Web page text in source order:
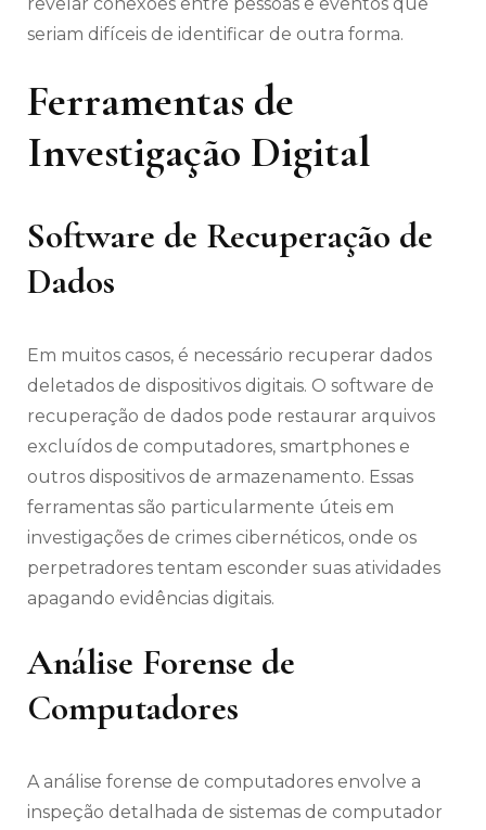
seriam difíceis de identificar de outra forma.
Ferramentas de
Investigação Digital
Software de Recuperação de
Dados
Em muitos casos, é necessário recuperar dados
deletados de dispositivos digitais. O software de
recuperação de dados pode restaurar arquivos
excluídos de computadores, smartphones e
outros dispositivos de armazenamento. Essas
ferramentas são particularmente úteis em
investigações de crimes cibernéticos, onde os
perpetradores tentam esconder suas atividades
apagando evidências digitais.
Análise Forense de
Computadores
A análise forense de computadores envolve a
inspeção detalhada de sistemas de computador